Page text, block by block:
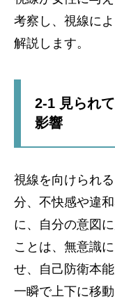
考察し、視線に
解説します。
2-1 見られ
影響
視線を向けられ
分、不快感や違
に、自分の意図
ことは、無意識
せ、自己防衛本
一瞬で上下に移